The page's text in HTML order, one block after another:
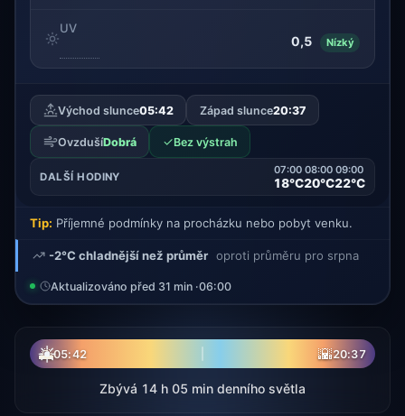
UV
0,5 Nízký
Východ slunce05:42 Západ slunce20:37
OvzdušíDobrá ✓Bez výstrah
DALŠÍ HODINY
07:00
18°C
08:00
20°C
09:00
22°C
Tip: Příjemné podmínky na procházku nebo pobyt venku.
-2°C chladnější než průměr oproti průměru pro srpna
Aktualizováno před 31 min ·06:00
🌅05:42
☀ 🌇20:37
Zbývá 14 h 05 min denního světla